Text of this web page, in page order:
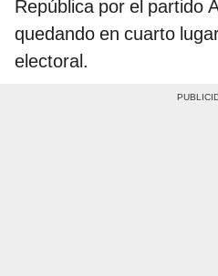
República por el partido
quedando en cuarto
electoral.